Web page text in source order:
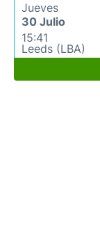
Jueves
30 Julio
15:41
Leeds (LBA)